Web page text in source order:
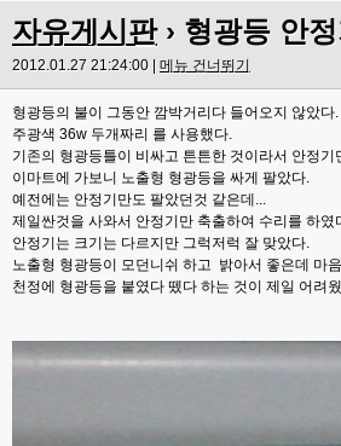
자유게시판› 형광등 안정
2012.01.27 21:24:00 | 메뉴 건너뛰기
형광등의 불이 그동안 깜박거리다 들어오지 않았다.
주광색 36w 두개짜리 를 사용했다.
기존의 형광등틀이 비싸고 튼튼한 것이라서 안정기
이마트에 가보니 노출형 형광등을 싸게 팔았다.
예전에는 안정기만도 팔았던것 같은데...
제일싼것을 사와서 안정기만 축출하여 수리를 하였
안정기는 크기는 다르지만 그럭저럭 잘 맞았다.
노출형 형광등이 모던니쉬 하고 밝아서 좋은데 마
천정에 형광등을 붙였다 뗐다 하는 것이 제일 어려